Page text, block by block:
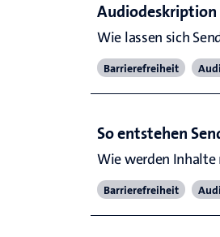
Audiodeskription
Wie lassen sich
Barrierefreiheit
So entstehen
Wie werden
Barrierefreiheit